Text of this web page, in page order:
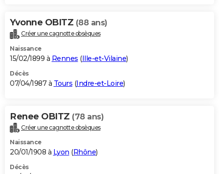
Yvonne OBITZ (88 ans)
Créer une cagnotte obsèques
Naissance
15/02/1899 à Rennes (Ille-et-Vilaine)
Décès
07/04/1987 à Tours (Indre-et-Loire)
Renee OBITZ (78 ans)
Créer une cagnotte obsèques
Naissance
20/01/1908 à Lyon (Rhône)
Décès